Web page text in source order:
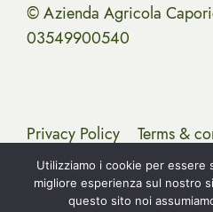
© Azienda Agricola
03549900540
Privacy Policy Terms &
Utilizziamo i cookie per essere
migliore esperienza sul nostro
questo sito noi